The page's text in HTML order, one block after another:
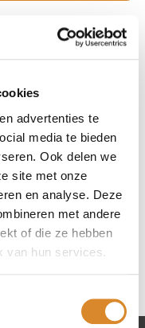
advertenties te
media te bieden
Ook delen we
site met onze
en analyse. Deze
met andere
of die ze hebben
van hun services.